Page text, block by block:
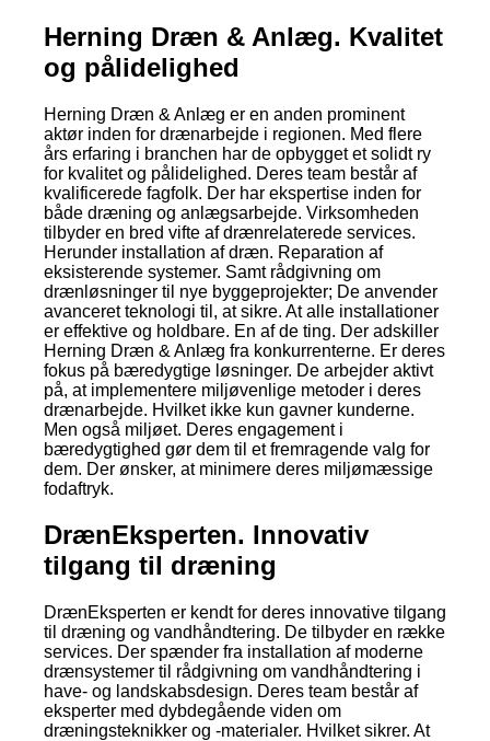
Herning Dræn & Anlæg. Kvalitet
og pålidelighed
Herning Dræn & Anlæg er en anden prominent
aktør inden for drænarbejde i regionen. Med flere
års erfaring i branchen har de opbygget et solidt ry
for kvalitet og pålidelighed. Deres team består af
kvalificerede fagfolk. Der har ekspertise inden for
både dræning og anlægsarbejde. Virksomheden
tilbyder en bred vifte af drænrelaterede services.
Herunder installation af dræn. Reparation af
eksisterende systemer. Samt rådgivning om
drænløsninger til nye byggeprojekter; De anvender
avanceret teknologi til, at sikre. At alle installationer
er effektive og holdbare. En af de ting. Der adskiller
Herning Dræn & Anlæg fra konkurrenterne. Er deres
fokus på bæredygtige løsninger. De arbejder aktivt
på, at implementere miljøvenlige metoder i deres
drænarbejde. Hvilket ikke kun gavner kunderne.
Men også miljøet. Deres engagement i
bæredygtighed gør dem til et fremragende valg for
dem. Der ønsker, at minimere deres miljømæssige
fodaftryk.
DrænEksperten. Innovativ
tilgang til dræning
DrænEksperten er kendt for deres innovative tilgang
til dræning og vandhåndtering. De tilbyder en række
services. Der spænder fra installation af moderne
drænsystemer til rådgivning om vandhåndtering i
have- og landskabsdesign. Deres team består af
eksperter med dybdegående viden om
dræningsteknikker og -materialer. Hvilket sikrer. At